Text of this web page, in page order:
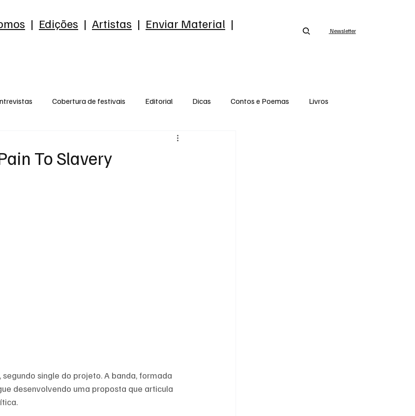
Newsletter
| Edições | Artistas | Enviar Material |
Cobertura de festivais Editorial Dicas Contos e Poemas Livros
Opnião
To Slavery
single do projeto. A banda, formada
desenvolvendo uma proposta que articula